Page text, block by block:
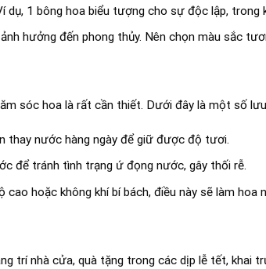
dụ, 1 bông hoa biểu tượng cho sự độc lập, trong
hưởng đến phong thủy. Nên chọn màu sắc
sóc hoa là rất cần thiết. Dưới đây là một số
thay nước hàng ngày để giữ được độ tươi.
để tránh tình trạng ứ đọng nước, gây thối rễ.
hoặc không khí bí bách, điều này sẽ làm hoa
trí nhà cửa, quà tặng trong các dịp lễ tết, khai